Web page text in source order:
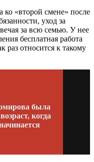
«второй смене» после
уход за
за всю семью. У нее
бесплатная работа
относится к такому
была
когда